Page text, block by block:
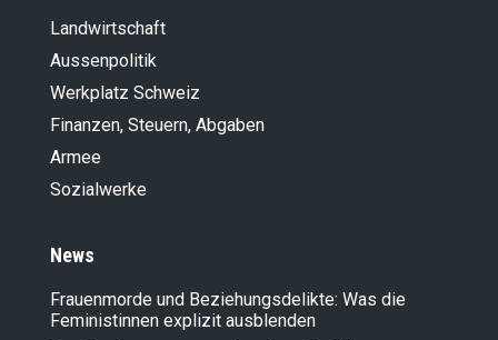
Landwirt­schaft
Aussenpolitik
Werkplatz Schweiz
Finanzen, Steuern, Abgaben
Armee
Sozialwerke
News
Frauenmorde und Beziehungsdelikte: Was die
Feministinnen explizit ausblenden